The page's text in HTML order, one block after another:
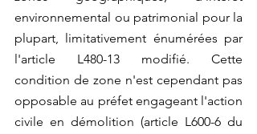
environnemental ou patrimonial pour la
plupart, limitativement énumérées par
l'article L480-13 modifié. Cette
condition de zone n'est cependant pas
opposable au préfet engageant l'action
civile en démolition (article L600-6 du